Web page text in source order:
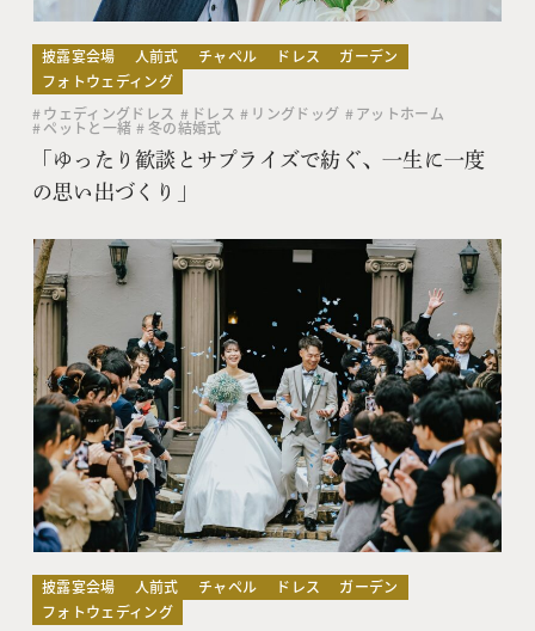
披露宴会場 人前式 チャペル ドレス
ガーデン
フォトウェディング
ウェディングドレス
ドレス リングドッグ アットホーム
ペットと一緒
冬の結婚式
「ゆったり歓談とサプライズで紡ぐ、一生に一度
の思い出づくり」
披露宴会場 人前式 チャペル ドレス
ガーデン
フォトウェディング